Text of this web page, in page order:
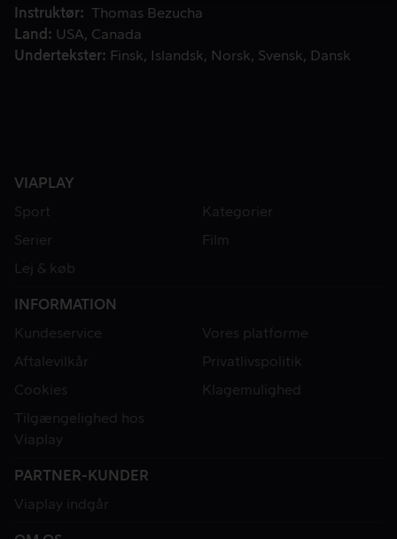
Instruktør
Thomas Bezucha
Land
USA
Canada
Undertekster
Finsk Islandsk Norsk Svensk Dansk
VIAPLAY
Sport
Kategorier
Serier
Film
Lej & køb
INFORMATION
Kundeservice
Vores platforme
Aftalevilkår
Privatlivspolitik
Cookies
Klagemulighed
Tilgængelighed hos
Viaplay
PARTNER-KUNDER
Viaplay indgår